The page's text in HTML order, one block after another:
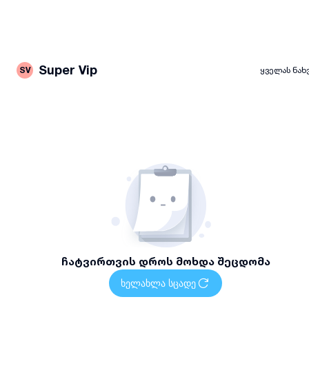
SV Super Vip ყველას
ჩატვირთვის დროს მოხდა შეცდომა
ხელახლა სცადე